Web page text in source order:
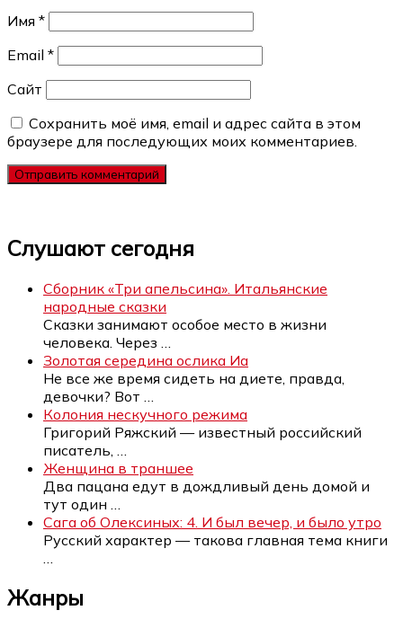
Имя *
Email *
Сайт
Сохранить моё имя, email и адрес сайта в этом
браузере для последующих моих комментариев.
Слушают сегодня
Сборник «Три апельсина». Итальянские
народные сказки
Сказки занимают особое место в жизни
человека. Через
Золотая середина ослика Иа
Не все же время сидеть на диете, правда,
девочки? Вот
Колония нескучного режима
Григорий Ряжский — известный российский
писатель,
Женщина в траншее
Два пацана едут в дождливый день домой и
тут один
Сага об Олексиных: 4. И был вечер, и было утро
Русский характер — такова главная тема книги
Жанры